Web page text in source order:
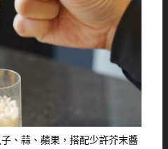
、蒜、蘋果，搭配少許芥末醬